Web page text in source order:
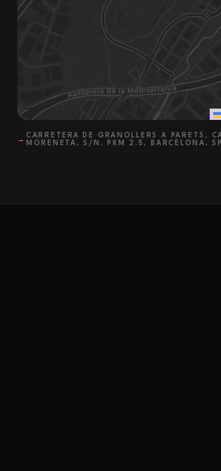
→
CARRETERA DE GRANOLLERS A PARETS,
MORENETA, S/N, PKM 2.5, BARCELONA,